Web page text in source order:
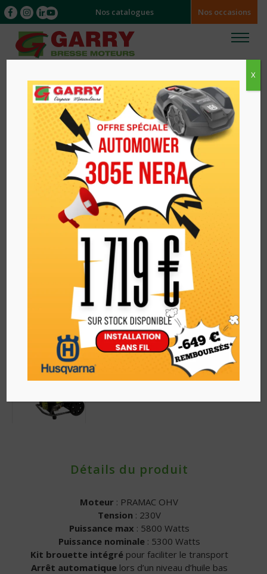
Nos catalogues Nos occasions
/ GROUPE ELECTROGENE THERMIQUE
WX6200E PRAMAC
Détails du produit
Moteur : PRAMAC OHV
Tension : 230V
Puissance max : 5800 Watts
Puissance nominale: 5300 Watts
Kit brouette intégrépour faciliter le transport
Arrêt automatiquelors d’un niveau d’huile bas
X